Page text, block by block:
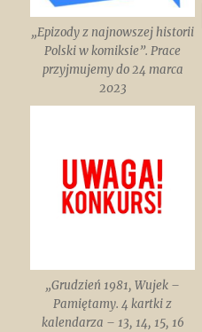
„Epizody z najnowszej historii
Polski w komiksie”. Prace
przyjmujemy do 24 marca
2023
„Grudzień 1981, Wujek –
Pamiętamy. 4 kartki z
kalendarza – 13, 14, 15, 16